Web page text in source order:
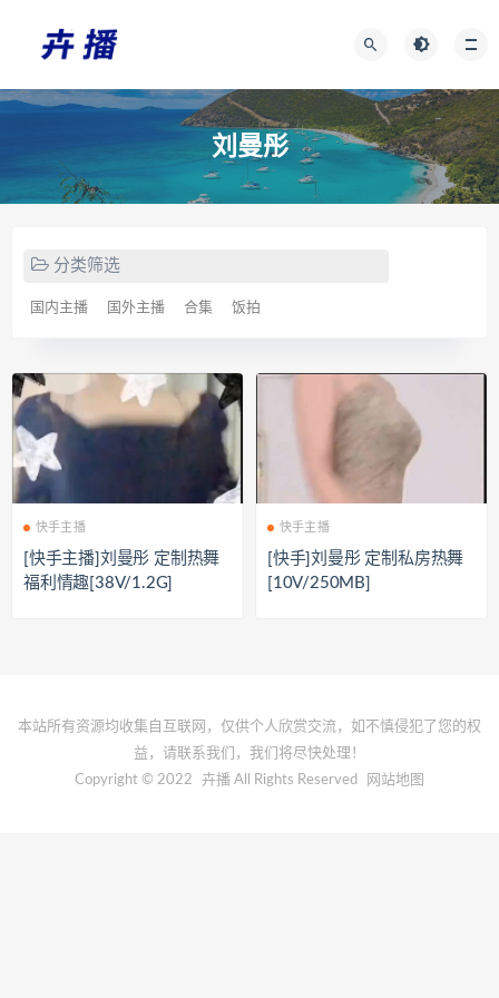
刘曼彤
分类筛选
国内主播 国外主播 合集 饭拍
快手主播
[快手主播]刘曼彤 定制热舞
福利情趣[38V/1.2G]
快手主播
[快手]刘曼彤 定制私房热舞
[10V/250MB]
本站所有资源均收集自互联网，仅供个人欣赏交流，如不慎侵犯了您的权
益，请联系我们，我们将尽快处理！
Copyright © 2022
卉播 All Rights Reserved 网站地图